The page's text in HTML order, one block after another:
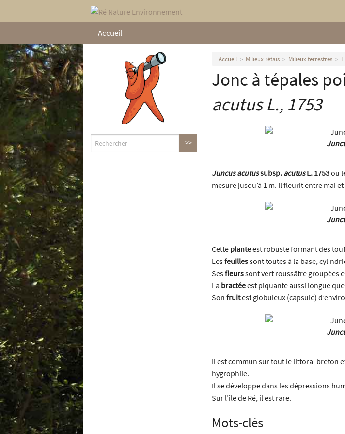
Accueil
Accueil Milieux rétais Milieux terrestres
Jonc à tépales
acutusL., 1753
Juncus acutussubsp. acutusL. 1753ou
mesure jusqu’à 1 m. Il fleurit entre mai
Cette planteest robuste formant des
Lesfeuillessont toutes à la base,
Sesfleurssont vert roussâtre groupées
La bractéeest piquante aussi longue
Son fruitest globuleux (capsule)
Il est commun sur tout le littoral breton
hygrophile.
Il se développe dans les dépressions
Sur l’île de Ré, il est rare.
Mots-clés